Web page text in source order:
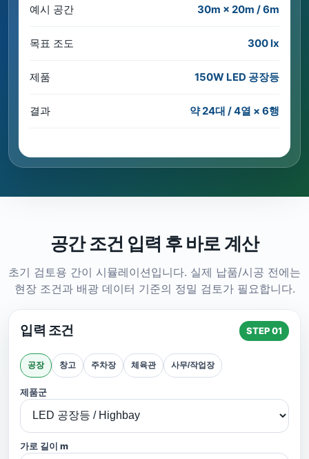
예시 공간 30m × 20m / 6m
목표 조도 300 lx
제품 150W LED 공장등
결과 약 24대 / 4열 × 6행
공간 조건 입력 후 바로 계산
초기 검토용 간이 시뮬레이션입니다. 실제 납품/시공 전에는
현장 조건과 배광 데이터 기준의 정밀 검토가 필요합니다.
입력 조건 STEP 01
공장 창고 주차장 체육관 사무/작업장
제품군
가로 길이 m